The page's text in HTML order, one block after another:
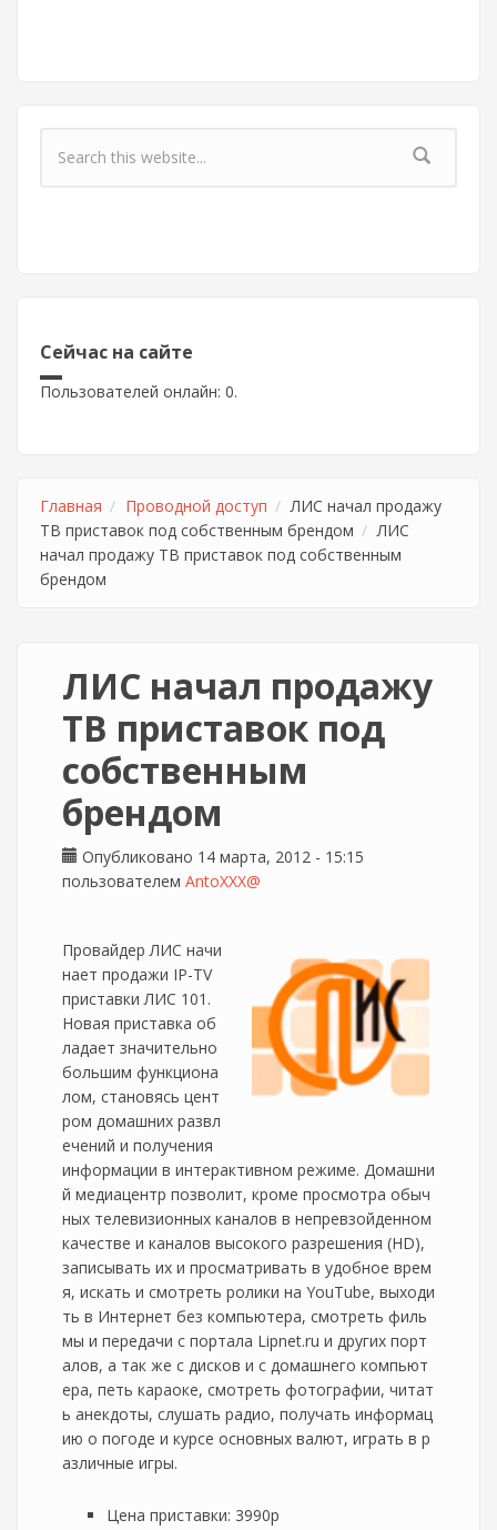
Форма поиска
Сейчас на сайте
Пользователей онлайн: 0.
Главная Проводной доступ
ЛИС начал продажу
ТВ приставок под собственным брендом
ЛИС
начал продажу ТВ приставок под собственным
брендом
ЛИС начал продажу
ТВ приставок под
собственным
брендом
Опубликовано 14 марта, 2012 - 15:15
пользователем AntoXXX@
Провайдер ЛИС начи
нает продажи IP-TV
приставки ЛИС 101.
Новая приставка об
ладает значительно
большим функциона
лом, становясь цент
ром домашних развл
ечений и получения
информации в интерактивном режиме. Домашни
й медиацентр позволит, кроме просмотра обыч
ных телевизионных каналов в непревзойденном
качестве и каналов высокого разрешения (HD),
записывать их и просматривать в удобное врем
я, искать и смотреть ролики на YouTube, выходи
ть в Интернет без компьютера, смотреть филь
мы и передачи с портала Lipnet.ru и других порт
алов, а так же с дисков и с домашнего компьют
ера, петь караоке, смотреть фотографии, читат
ь анекдоты, слушать радио, получать информац
ию о погоде и курсе основных валют, играть в р
азличные игры.
Цена приставки: 3990р